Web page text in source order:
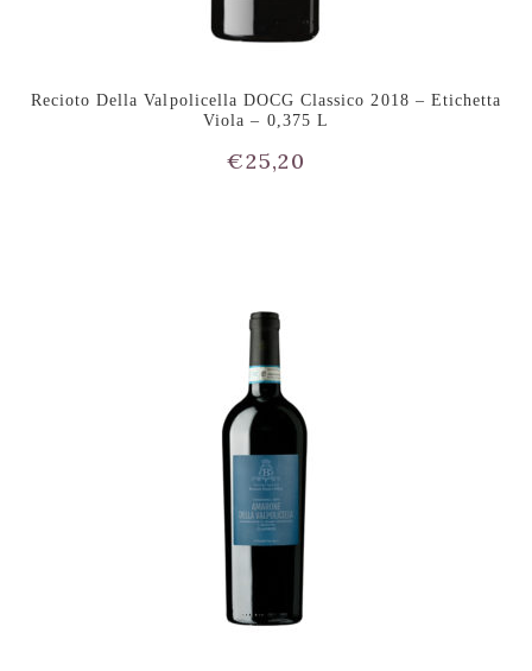
Recioto Della Valpolicella DOCG Classico 2018 – Etichetta
Viola – 0,375 L
€25,20